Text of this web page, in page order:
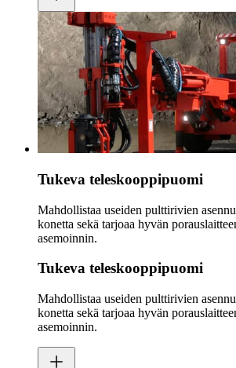
Tukeva teleskooppipuomi
Mahdollistaa useiden pulttirivien
konetta sekä tarjoaa hyvän
asemoinnin.
Tukeva teleskooppipuomi
Mahdollistaa useiden pulttirivien
konetta sekä tarjoaa hyvän
asemoinnin.